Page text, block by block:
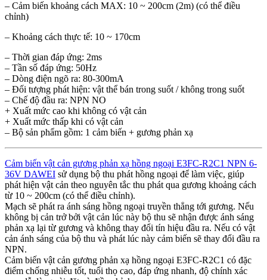
– Cảm biến khoảng cách MAX: 10 ~ 200cm (2m) (có thể điều
chỉnh)
– Khoảng cách thực tế: 10 ~ 170cm
– Thời gian đáp ứng: 2ms
– Tần số đáp ứng: 50Hz
– Dòng điện ngõ ra: 80-300mA
– Đối tượng phát hiện: vật thể bán trong suốt / không trong suốt
– Chế độ đầu ra: NPN NO
+ Xuất mức cao khi không có vật cản
+ Xuất mức thấp khi có vật cản
– Bộ sản phẩm gồm: 1 cảm biến + gương phản xạ
Cảm biến vật cản gương phản xạ hồng ngoại E3FC-R2C1 NPN 6-
36V DAWEI sử dụng bộ thu phát hồng ngoại để làm việc, giúp
phát hiện vật cản theo nguyên tắc thu phát qua gương khoảng cách
từ 10 ~ 200cm (có thể điều chỉnh).
Mạch sẽ phát ra ánh sáng hồng ngoại truyền thẳng tới gương. Nếu
không bị cản trở bởi vật cản lúc này bộ thu sẽ nhận được ánh sáng
phản xạ lại từ gương và không thay đổi tín hiệu đầu ra. Nếu có vật
cản ánh sáng của bộ thu và phát lúc này cảm biến sẽ thay đổi đầu ra
NPN.
Cảm biến vật cản gương phản xạ hồng ngoại E3FC-R2C1 có đặc
điểm chống nhiễu tốt, tuổi thọ cao, đáp ứng nhanh, độ chính xác